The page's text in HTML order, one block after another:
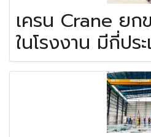
เครน Crane ยก
ในโรงงาน มีกี่ปร